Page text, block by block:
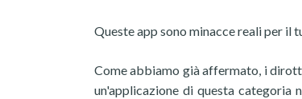
Queste app sono minacce reali per il
Come abbiamo già affermato, i
un'applicazione di questa categoria